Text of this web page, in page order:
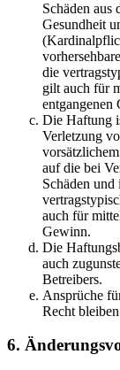
Schäden aus
Gesundheit
die
gilt auch für
entgangenen
Die Haftung
Verletzung
auf die bei
Schäden
auch für
Gewinn.
Die
auch
Betreibers.
Ansprüche
Recht
6.